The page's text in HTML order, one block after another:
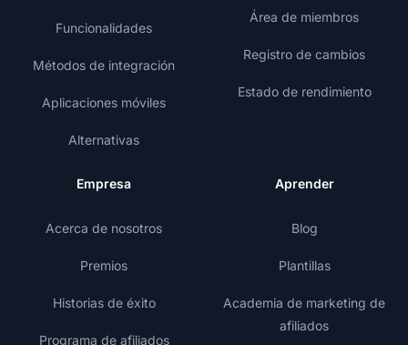
Funcionalidades
Métodos de integración
Aplicaciones móviles
Alternativas
Área de miembros
Registro de cambios
Estado de rendimiento
Empresa
Acerca de nosotros
Premios
Historias de éxito
Programa de afiliados
Aprender
Blog
Plantillas
Academia de marketing de
afiliados